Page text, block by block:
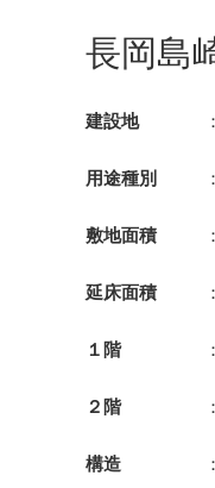
長岡島
建設地
用途種別
敷地面積
延床面積
１階
２階
構造